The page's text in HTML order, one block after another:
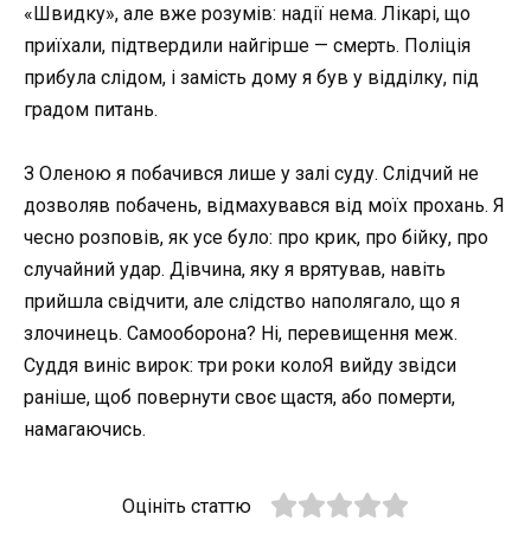
«Швидку», але вже розумів: надії нема. Лікарі, що
приїхали, підтвердили найгірше — смерть. Поліція
прибула слідом, і замість дому я був у відділку, під
градом питань.
З Оленою я побачився лише у залі суду. Слідчий не
дозволяв побачень, відмахувався від моїх прохань. Я
чесно розповів, як усе було: про крик, про бійку, про
случайний удар. Дівчина, яку я врятував, навіть
прийшла свідчити, але слідство наполягало, що я
злочинець. Самооборона? Ні, перевищення меж.
Суддя виніс вирок: три роки колоЯ вийду звідси
раніше, щоб повернути своє щастя, або померти,
намагаючись.
Оцініть статтю